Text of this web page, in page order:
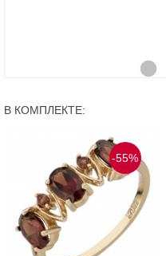
В КОМПЛЕКТЕ:
-55%